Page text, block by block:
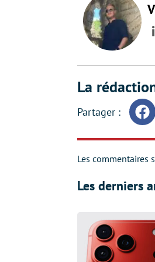
La
Les commentaires
Les derniers